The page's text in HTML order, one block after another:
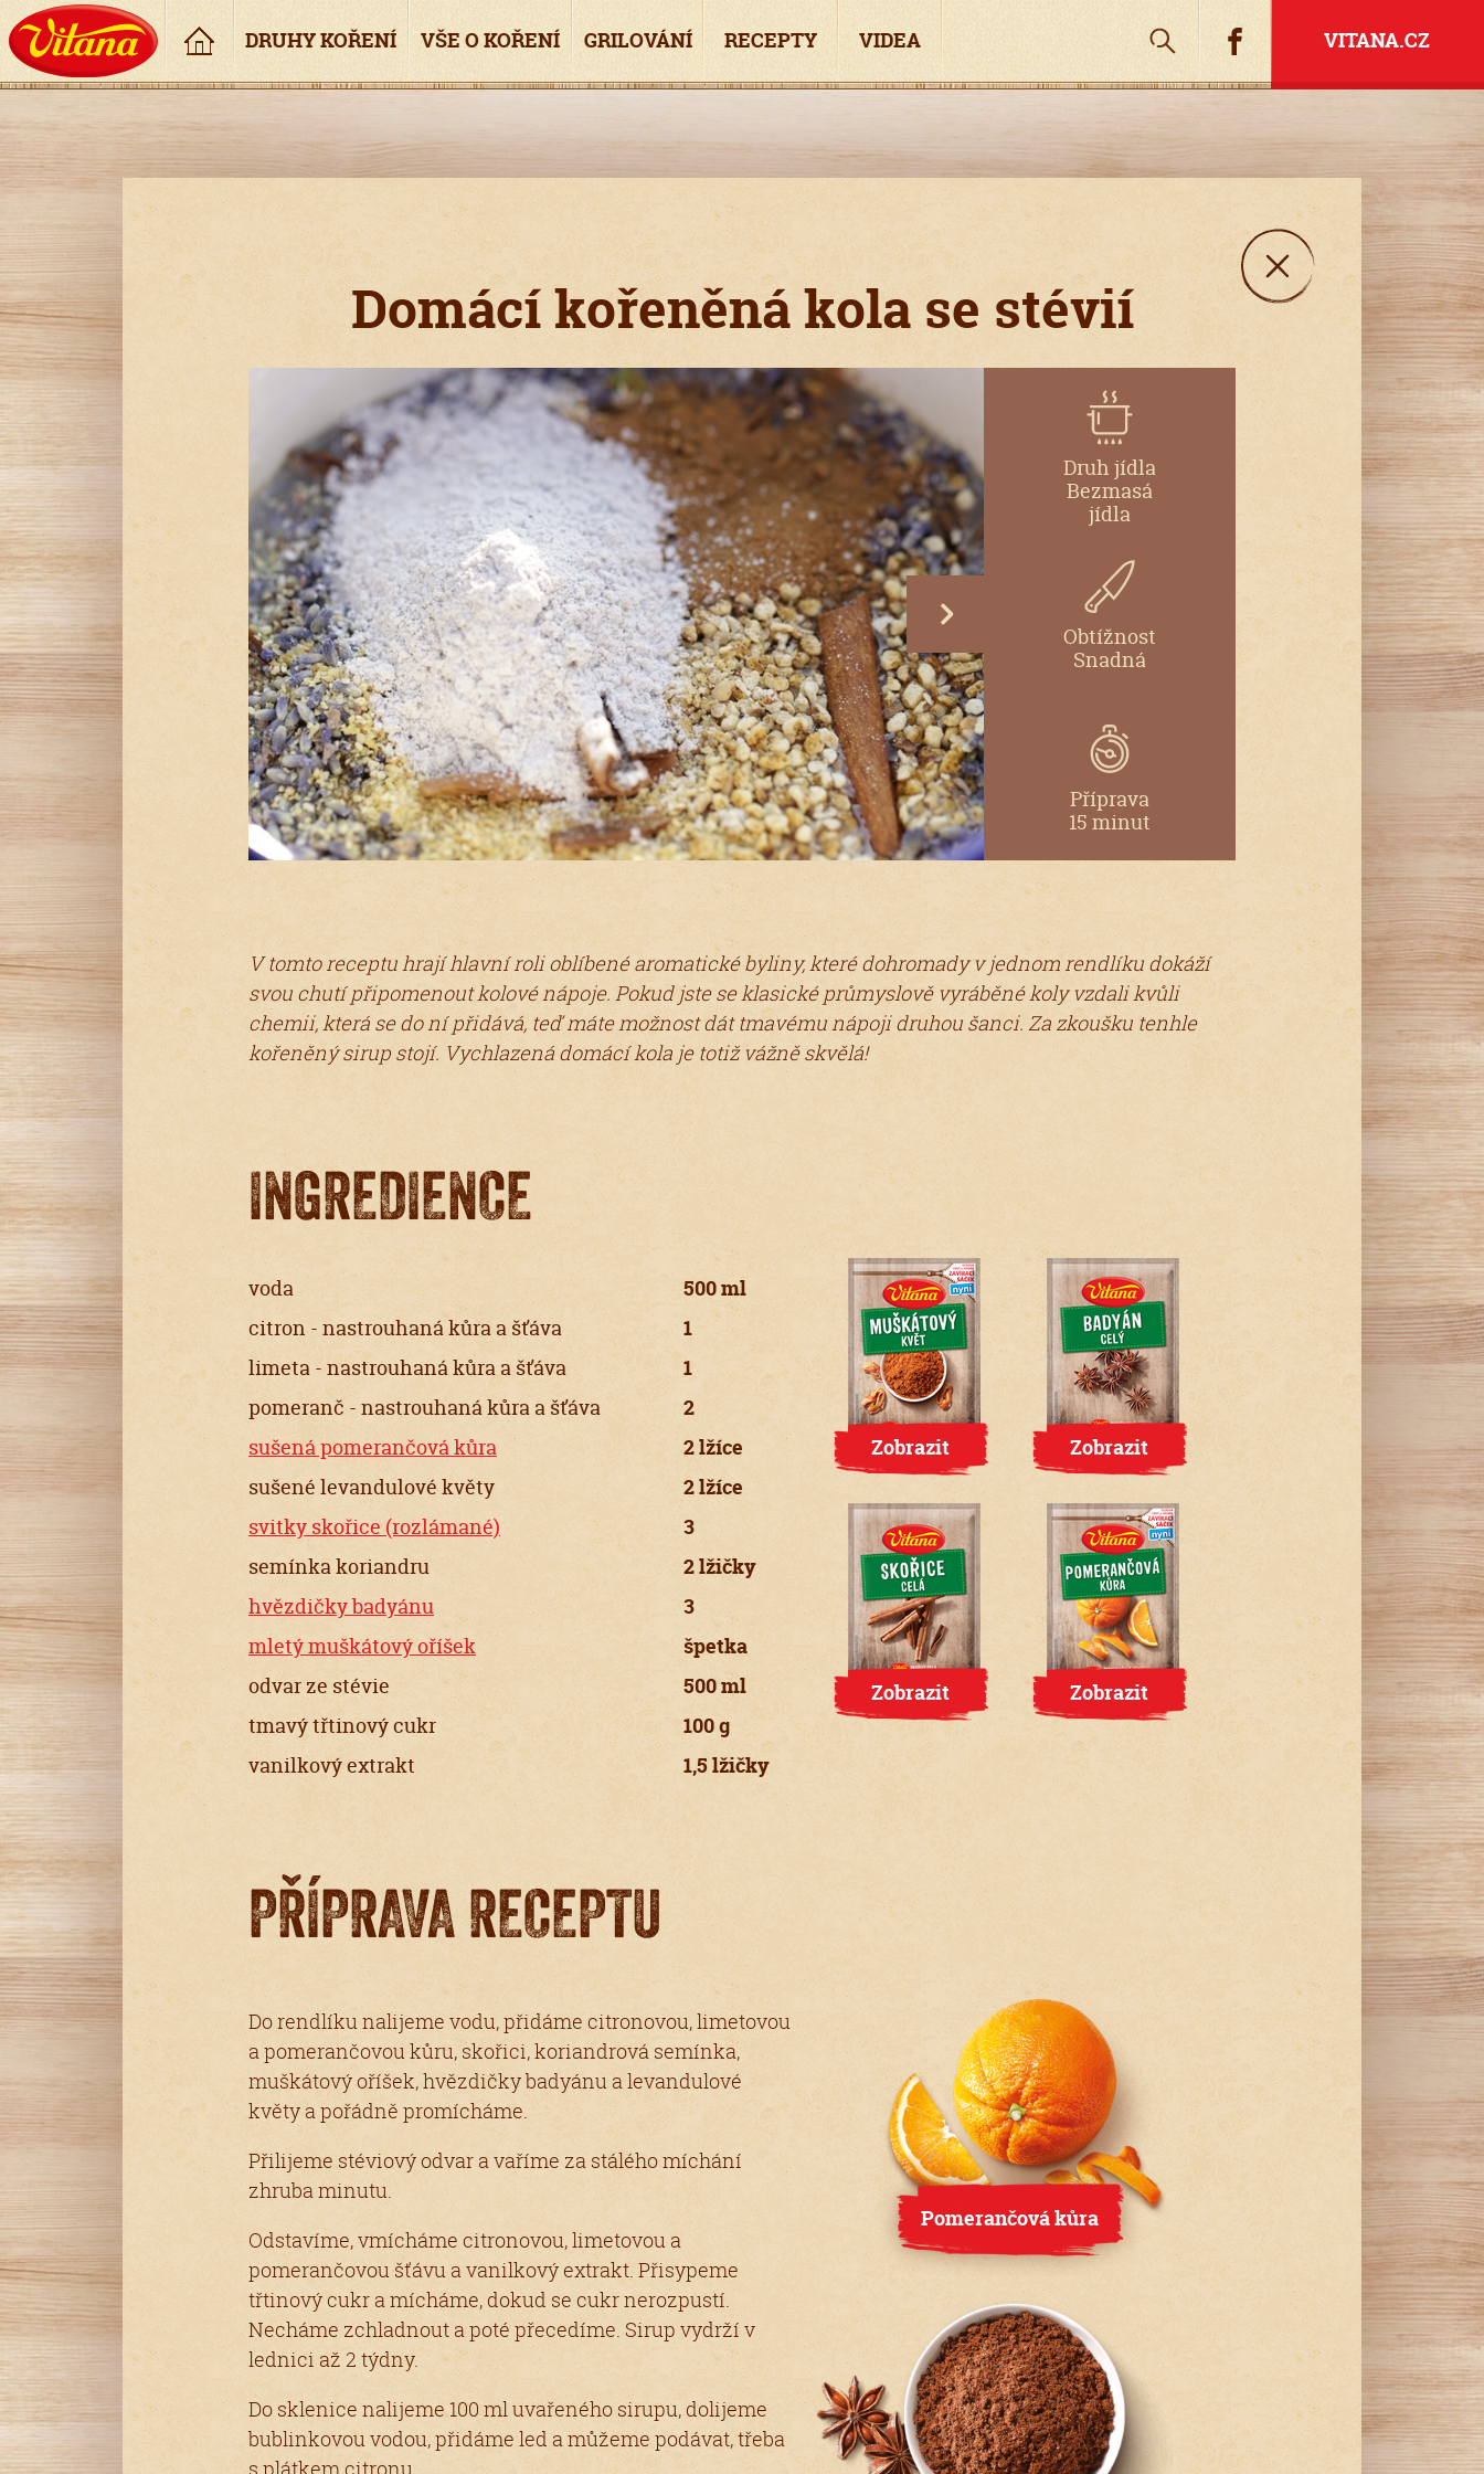
Úvod
DRUHY KOŘENÍ VŠE O KOŘENÍ GRILOVÁNÍ RECEPTY VIDEA Hledat FacebookVITANA.CZ
Domácí kořeněná kola se stévií
next
Druh jídla
Bezmasá
jídla
Obtížnost
Snadná
Příprava
15 minut
V tomto receptu hrají hlavní roli oblíbené aromatické byliny, které dohromady v jednom rendlíku dokáží
svou chutí připomenout kolové nápoje. Pokud jste se klasické průmyslově vyráběné koly vzdali kvůli
chemii, která se do ní přidává, teď máte možnost dát tmavému nápoji druhou šanci. Za zkoušku tenhle
kořeněný sirup stojí. Vychlazená domácí kola je totiž vážně skvělá!
INGREDIENCE
voda
500 ml
citron - nastrouhaná kůra a šťáva
1
limeta - nastrouhaná kůra a šťáva
1
pomeranč - nastrouhaná kůra a šťáva
2
sušená pomerančová kůra
2 lžíce
sušené levandulové květy
2 lžíce
svitky skořice (rozlámané)
3
semínka koriandru
2 lžičky
hvězdičky badyánu
3
mletý muškátový oříšek
špetka
odvar ze stévie
500 ml
tmavý třtinový cukr
100 g
vanilkový extrakt
1,5 lžičky
Zobrazit Zobrazit
Zobrazit Zobrazit
PŘÍPRAVA RECEPTU
Do rendlíku nalijeme vodu, přidáme citronovou, limetovou
a pomerančovou kůru, skořici, koriandrová semínka,
muškátový oříšek, hvězdičky badyánu a levandulové
květy a pořádně promícháme.
Přilijeme stéviový odvar a vaříme za stálého míchání
zhruba minutu.
Odstavíme, vmícháme citronovou, limetovou a
pomerančovou šťávu a vanilkový extrakt. Přisypeme
třtinový cukr a mícháme, dokud se cukr nerozpustí.
Necháme zchladnout a poté přecedíme. Sirup vydrží v
lednici až 2 týdny.
Do sklenice nalijeme 100 ml uvařeného sirupu, dolijeme
bublinkovou vodou, přidáme led a můžeme podávat, třeba
s plátkem citronu.
Pomerančová kůra